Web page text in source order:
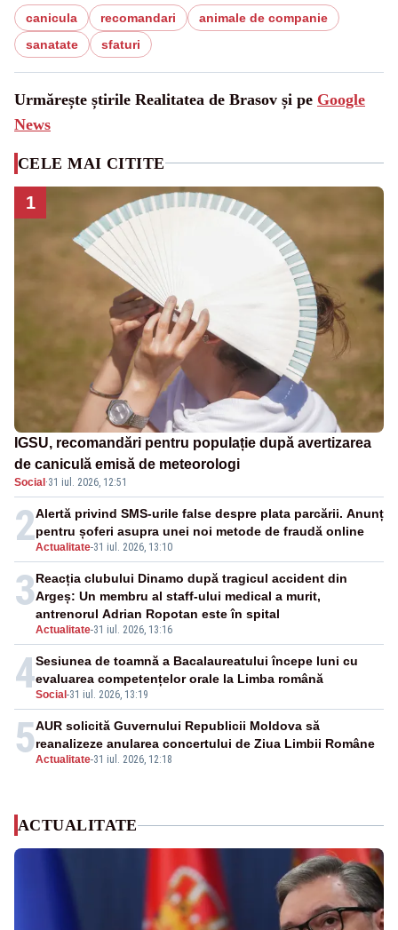
canicula recomandari
animale de companie
sanatate
sfaturi
Urmărește știrile Realitatea de Brasov și pe Google
News
CELE MAI CITITE
1
IGSU, recomandări pentru populație după avertizarea
de caniculă emisă de meteorologi
Social ·31 iul. 2026, 12:51
2Actualitate-31 iul. 2026, 13:10
Alertă privind SMS-urile false despre plata parcării. Anunț
pentru șoferi asupra unei noi metode de fraudă online
3
Actualitate-31 iul. 2026, 13:16
Reacția clubului Dinamo după tragicul accident din
Argeș: Un membru al staff-ului medical a murit,
antrenorul Adrian Ropotan este în spital
4Social -31 iul. 2026, 13:19
Sesiunea de toamnă a Bacalaureatului începe luni cu
evaluarea competențelor orale la Limba română
5Actualitate-31 iul. 2026, 12:18
AUR solicită Guvernului Republicii Moldova să
reanalizeze anularea concertului de Ziua Limbii Române
ACTUALITATE